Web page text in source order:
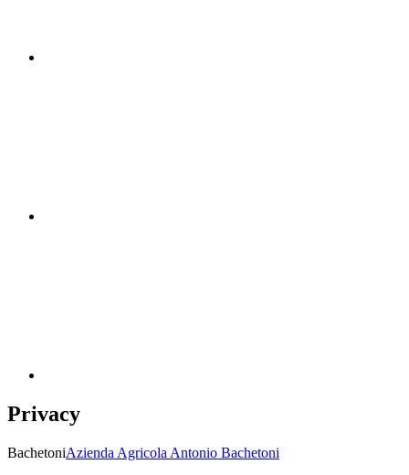
Privacy
BachetoniAzienda Agricola Antonio Bachetoni